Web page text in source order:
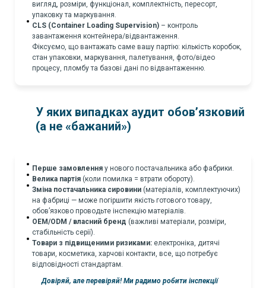
вигляд, розміри, функціонал, комплектність, пересорт,
упаковку та маркування.
CLS (Container Loading Supervision) – контроль
завантаження контейнера/відвантаження.
Фіксуємо, що вантажать саме вашу партію: кількість коробок,
стан упаковки, маркування, палетування, фото/відео
процесу, пломбу та базові дані по відвантаженню.
У яких випадках аудит обов’язковий
(а не «бажаний»)
Перше замовлення у нового постачальника або фабрики.
Велика партія (коли помилка = втрати обороту).
Зміна постачальника сировини (матеріалів, комплектуючих)
на фабриці — може погіршити якість готового товару,
обов’язково проводьте інспекцію матеріалів.
OEM/ODM / власний бренд (важливі матеріали, розміри,
стабільність серії).
Товари з підвищеними ризиками: електроніка, дитячі
товари, косметика, харчові контакти, все, що потребує
відповідності стандартам.
Довіряй, але перевіряй! Ми радимо робити інспекції